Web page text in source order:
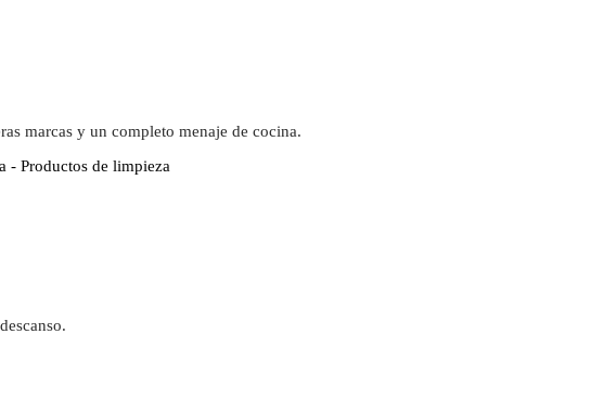
marcas y un completo menaje de cocina.
- Productos de limpieza